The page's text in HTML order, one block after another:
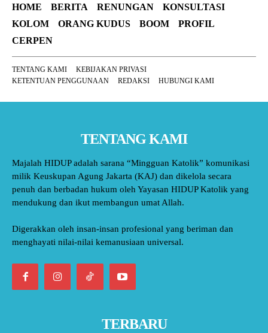
HOME BERITA RENUNGAN
KONSULTASI
KOLOM
ORANG KUDUS BOOM
PROFIL
CERPEN
TENTANG KAMI
KEBIJAKAN PRIVASI
KETENTUAN PENGGUNAAN
REDAKSI HUBUNGI KAMI
TENTANG KAMI
Majalah HIDUP adalah sarana “Mingguan Katolik” komunikasi
milik Keuskupan Agung Jakarta (KAJ) dan dikelola secara
penuh dan berbadan hukum oleh Yayasan HIDUP Katolik yang
mendukung dan ikut membangun umat Allah.
Digerakkan oleh insan-insan profesional yang beriman dan
menghayati nilai-nilai kemanusiaan universal.
TERBARU